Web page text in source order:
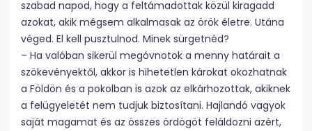
szabad napod, hogy a feltámadottak közül kiragadd
azokat, akik mégsem alkalmasak az örök életre. Utána
véged. El kell pusztulnod. Minek sürgetnéd?
– Ha valóban sikerül megóvnotok a menny határait a
szökevényektől, akkor is hihetetlen károkat okozhatnak
a Földön és a pokolban is azok az elkárhozottak, akiknek
a felügyeletét nem tudjuk biztosítani. Hajlandó vagyok
saját magamat és az összes ördögöt feláldozni azért,